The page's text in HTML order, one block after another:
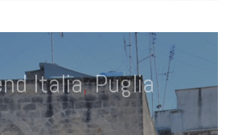
Italia,Puglia